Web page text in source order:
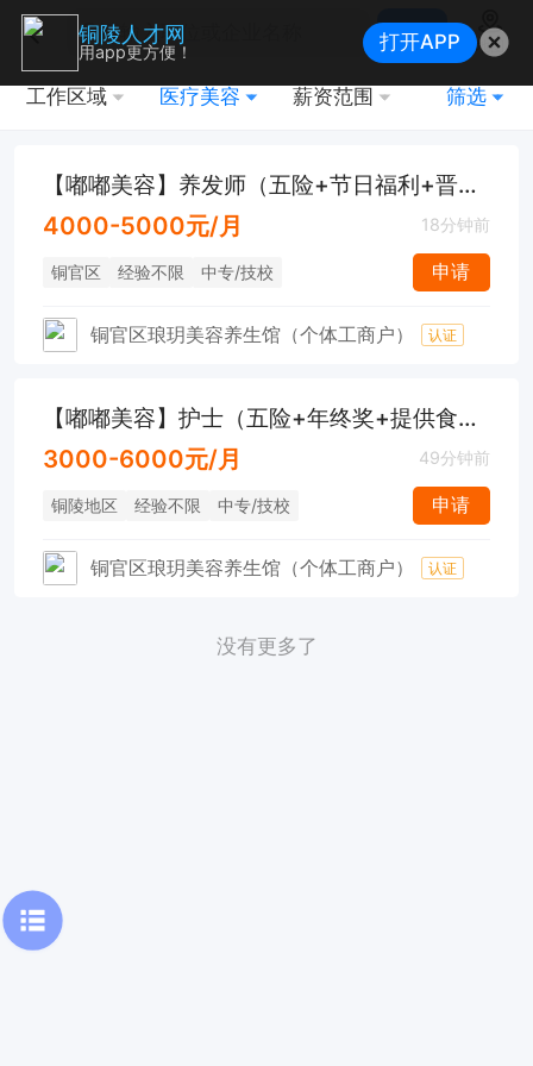
搜索
地图
工作区域 医疗美容 薪资范围 筛选
【嘟嘟美容】养发师（五险+节日福利+晋升空间）
4000-5000元/月 18分钟前
铜官区 经验不限 中专/技校 申请
铜官区琅玥美容养生馆（个体工商户） 认证
【嘟嘟美容】护士（五险+年终奖+提供食宿）
3000-6000元/月 49分钟前
铜陵地区 经验不限 中专/技校 申请
铜官区琅玥美容养生馆（个体工商户） 认证
没有更多了
铜陵人才网
用app更方便！ 打开APP